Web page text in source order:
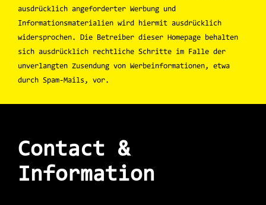
ausdrücklich angeforderter Werbung und
Informationsmaterialien wird hiermit ausdrücklich
widersprochen. Die Betreiber dieser Homepage behalten
sich ausdrücklich rechtliche Schritte im Falle der
unverlangten Zusendung von Werbeinformationen, etwa
durch Spam-Mails, vor.
Contact &
Information